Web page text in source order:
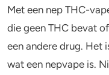
Met een nep THC-
die geen THC bevat
een andere drug. Het
wat een nepvape is.